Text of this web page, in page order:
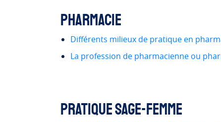
Pharmacie
Différents milieux de pratique en
La profession de pharmacienne ou
Pratique sage-femme